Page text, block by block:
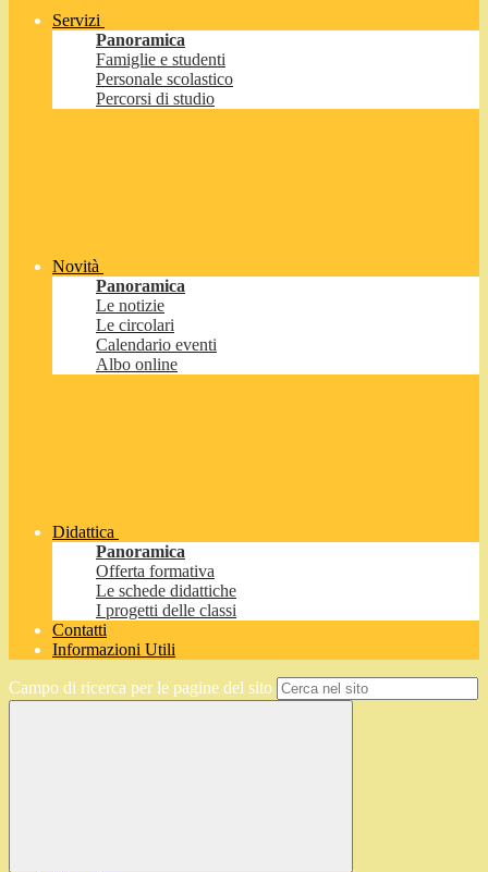
Servizi
Panoramica
Famiglie e studenti
Personale scolastico
Percorsi di studio
Novità
Panoramica
Le notizie
Le circolari
Calendario eventi
Albo online
Didattica
Panoramica
Offerta formativa
Le schede didattiche
I progetti delle classi
Contatti
Informazioni Utili
Campo di ricerca per le pagine del sito